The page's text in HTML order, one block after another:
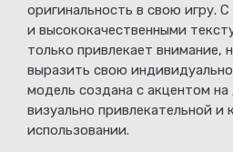
оригинальность в свою игру.
и высококачественными
только привлекает внимание,
выразить свою
модель создана с акцентом
визуально привлекательной и
использовании.